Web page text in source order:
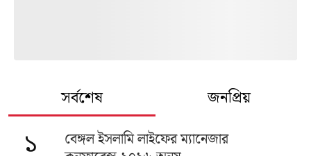
সর্বশেষ জনপ্রিয়
১
বেঙ্গল ইসলামি লাইফের ম্যানেজার